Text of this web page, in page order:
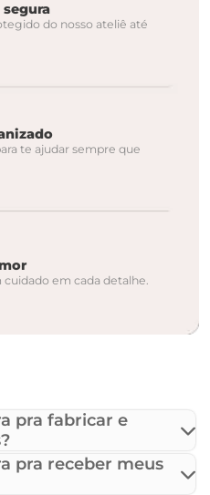
do nosso ateliê até
te ajudar sempre que
em cada detalhe.
pra fabricar e
pra receber meus